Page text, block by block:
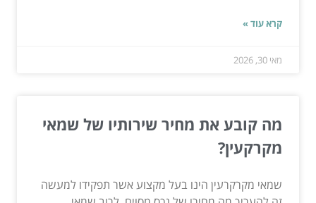
קרא עוד »
מאי 30, 2026
מה קובע את מחיר שירותיו של שמאי
מקרקעין?
שמאי מקרקרעין הינו בעל מקצוע אשר תפקידו למעשה